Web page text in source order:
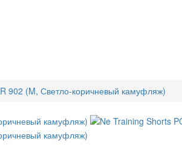
902 (M, Светло-коричневый камуфляж)